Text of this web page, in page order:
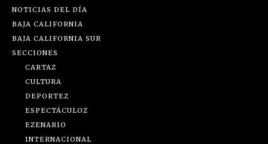
NOTICIAS DEL DÍA
BAJA CALIFORNIA
BAJA CALIFORNIA SUR
SECCIONES
CARTAZ
CULTURA
DEPORTEZ
ESPECTÁCULOZ
EZENARIO
INTERNACIONAL